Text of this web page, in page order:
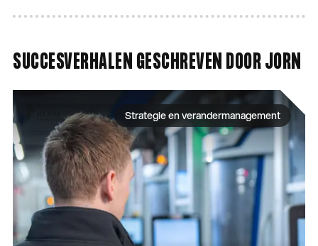
SUCCESVERHALEN GESCHREVEN DOOR JORN
Strategie en verandermanagement